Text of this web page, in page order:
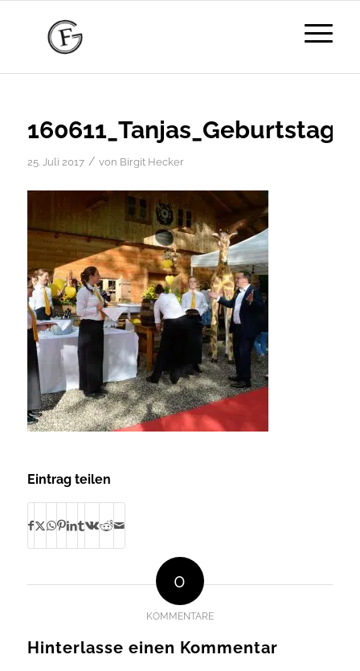
25. Juli 2017 / von Birgit Hecker
Eintrag teilen
0
KOMMENTARE
Hinterlasse einen Kommentar